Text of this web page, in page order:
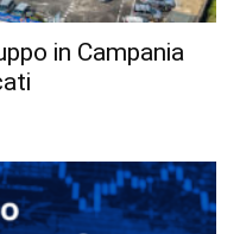
in Campania